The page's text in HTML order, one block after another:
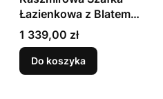
Łazienkowa z Blatem
120cm 2 Szuflady 2
Drzwi Orio
Cena
1 339,00 zł
Do koszyka